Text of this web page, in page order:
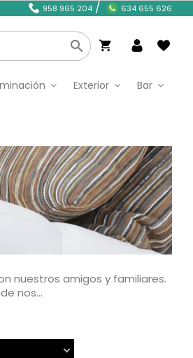
958 965 204/ 634 655 626
 shopping_cart
Exterior Bar
nuestros amigos y familiares.
nos...